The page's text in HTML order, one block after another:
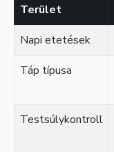
Terület
Napi etetések
Táp típusa
Testsúlykontroll